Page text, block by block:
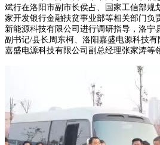
斌行在洛阳市副市长侯占、国家工信部规
家开发银行金融扶贫事业部等相关部门负
新能源科技有限公司进行调研指导，洛宁
副书记/县长周东柯、洛阳嘉盛电源科技
嘉盛电源科技有限公司副总经理张家涛等